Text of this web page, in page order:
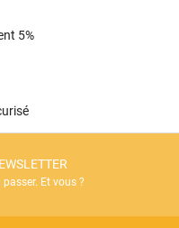
5%
Et vous ?